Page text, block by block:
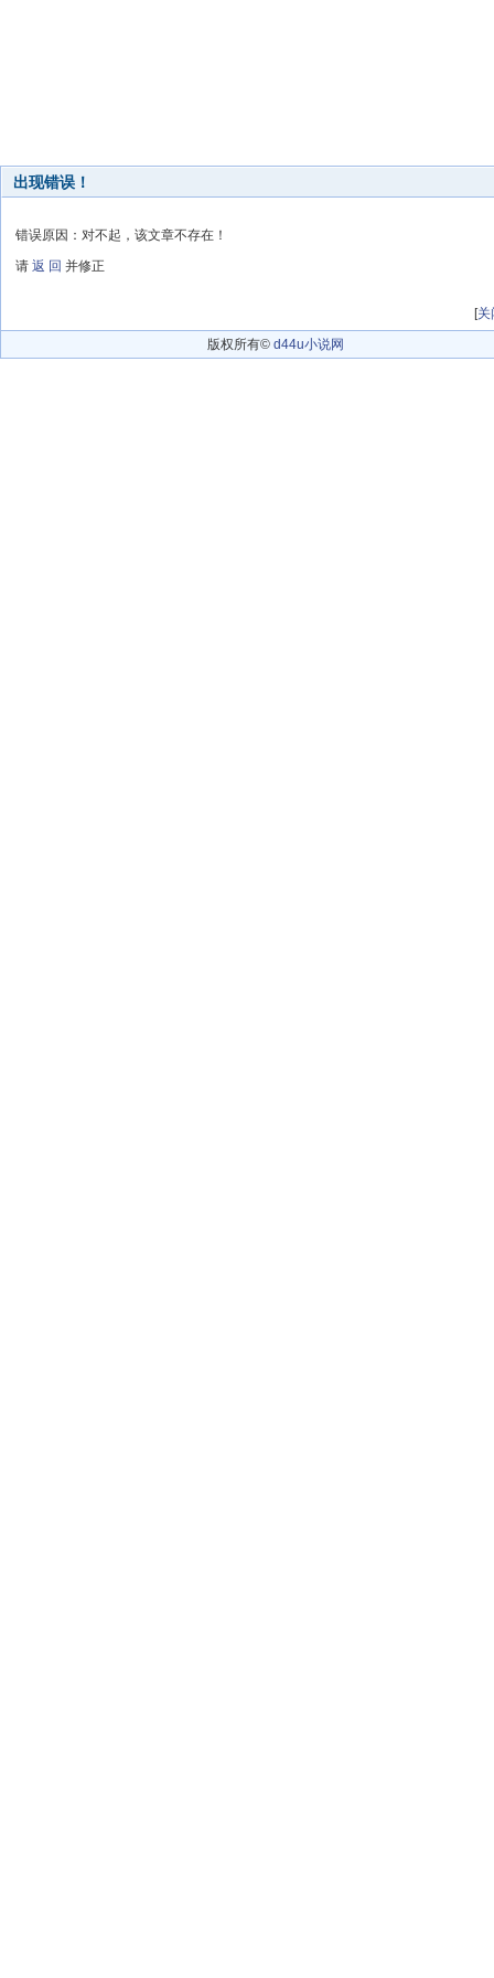
出现错误！
错误原因：对不起，该文章不存在！
请 返 回 并修正
[关
版权所有© d44u小说网